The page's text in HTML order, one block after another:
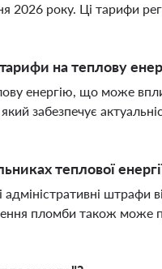
2026 року. Ці тарифи
на теплову
енергію, що може
забезпечує
теплової
штрафи
пломби також може